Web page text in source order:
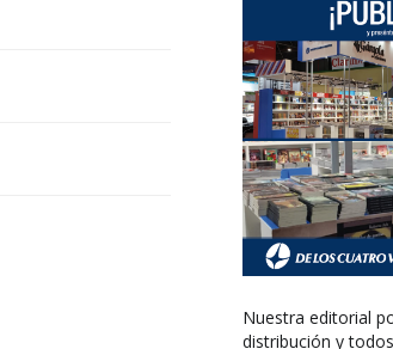
Nuestra editorial
distribución y